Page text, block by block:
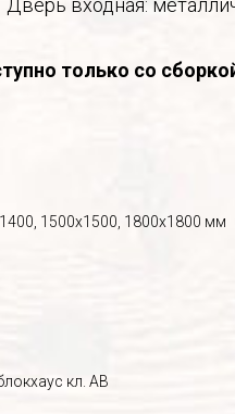
только со
1500х1500, 1800х1800 мм
кл. АВ